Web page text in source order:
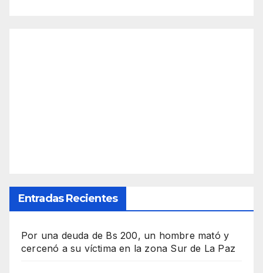
Entradas Recientes
Por una deuda de Bs 200, un hombre mató y
cercenó a su víctima en la zona Sur de La Paz